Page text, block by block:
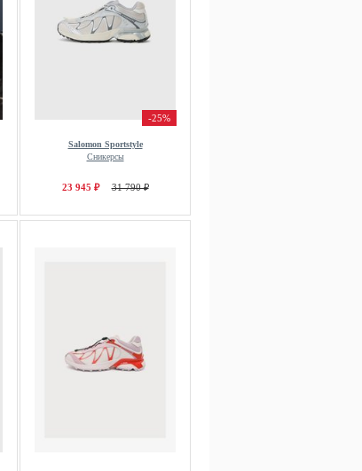
-25%
Salomon Sportstyle
Сникерсы
23 945 ₽ 31 790 ₽